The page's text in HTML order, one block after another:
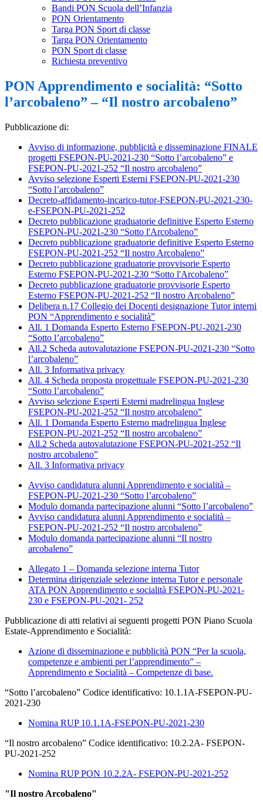
Bandi PON Scuola dell’Infanzia
PON Orientamento
Targa PON Sport di classe
Targa PON Orientamento
PON Sport di classe
Richiesta preventivo
PON Apprendimento e socialità: “Sotto
l’arcobaleno” – “Il nostro arcobaleno”
Pubblicazione di:
Avviso di informazione, pubblicità e disseminazione FINALE
progetti FSEPON-PU-2021-230 “Sotto l’arcobaleno” e
FSEPON-PU-2021-252 “Il nostro arcobaleno”
Avviso selezione Esperti Esterni FSEPON-PU-2021-230
“Sotto l’arcobaleno”
Decreto-affidamento-incarico-tutor-FSEPON-PU-2021-230-
e-FSEPON-PU-2021-252
Decreto pubblicazione graduatorie definitive Esperto Esterno
FSEPON-PU-2021-230 “Sotto l'Arcobaleno”
Decreto pubblicazione graduatorie definitive Esperto Esterno
FSEPON-PU-2021-252 “Il nostro Arcobaleno”
Decreto pubblicazione graduatorie provvisorie Esperto
Esterno FSEPON-PU-2021-230 “Sotto l'Arcobaleno”
Decreto pubblicazione graduatorie provvisorie Esperto
Esterno FSEPON-PU-2021-252 “Il nostro Arcobaleno”
Delibera n.17 Collegio dei Docenti designazione Tutor interni
PON “Apprendimento e socialità”
All. 1 Domanda Esperto Esterno FSEPON-PU-2021-230
“Sotto l’arcobaleno”
All.2 Scheda autovalutazione FSEPON-PU-2021-230 “Sotto
l’arcobaleno”
All. 3 Informativa privacy
All. 4 Scheda proposta progettuale FSEPON-PU-2021-230
“Sotto l’arcobaleno”
Avviso selezione Esperti Esterni madrelingua Inglese
FSEPON-PU-2021-252 “Il nostro arcobaleno”
All. 1 Domanda Esperto Esterno madrelingua Inglese
FSEPON-PU-2021-252 “Il nostro arcobaleno”
All.2 Scheda autovalutazione FSEPON-PU-2021-252 “Il
nostro arcobaleno”
All. 3 Informativa privacy
Avviso candidatura alunni Apprendimento e socialità –
FSEPON-PU-2021-230 “Sotto l’arcobaleno”
Modulo domanda partecipazione alunni “Sotto l’arcobaleno”
Avviso candidatura alunni Apprendimento e socialità –
FSEPON-PU-2021-252 “Il nostro arcobaleno”
Modulo domanda partecipazione alunni “Il nostro
arcobaleno”
Allegato 1 – Domanda selezione interna Tutor
Determina dirigenziale selezione interna Tutor e personale
ATA PON Apprendimento e socialità FSEPON-PU-2021-
230 e FSEPON-PU-2021- 252
Pubblicazione di atti relativi ai seguenti progetti PON Piano Scuola
Estate-Apprendimento e Socialità:
Azione di disseminazione e pubblicità PON “Per la scuola,
competenze e ambienti per l’apprendimento” –
Apprendimento e Socialità – Competenze di base.
“Sotto l’arcobaleno” Codice identificativo: 10.1.1A-FSEPON-PU-
2021-230
Nomina RUP 10.1.1A-FSEPON-PU-2021-230
“Il nostro arcobaleno” Codice identificativo: 10.2.2A- FSEPON-
PU-2021-252
Nomina RUP PON 10.2.2A- FSEPON-PU-2021-252
"Il nostro Arcobaleno"